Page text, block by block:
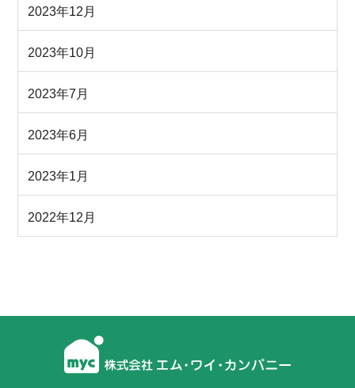
2023年12月
2023年10月
2023年7月
2023年6月
2023年1月
2022年12月